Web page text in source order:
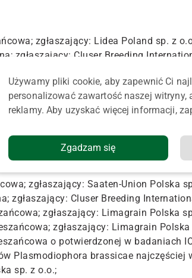
zgłaszający: Lidea Poland sp. z
zgłaszający: Cluser Breeding
zgłaszający: Limagrain Polska sp. z
zgłaszający: DSV Polska sp. z o.o.;
o potwierdzonej w badaniach IOR-
brassicae najczęściej
o potwierdzonej w badaniach IOR-
brassicae najczęściej
zgłaszający: Saaten-Union Polska
zgłaszający: Cluser Breeding
zgłaszający: Limagrain Polska
zgłaszający: Limagrain Polska
o potwierdzonej w badaniach
Plasmodiophora brassicae najczęściej
sp. z o.o.;
Używamy pliki cookie, aby zapewnić Ci
personalizować zawartość naszej
reklamy. Aby uzyskać więcej informacji,
Zgadzam się